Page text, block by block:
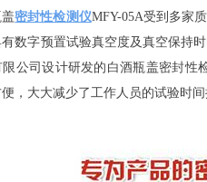
密封性检测仪MFY-05A受到多家
数字预置试验真空度及真空保持
限公司设计研发的白酒瓶盖密封性
，大大减少了工作人员的试验时间